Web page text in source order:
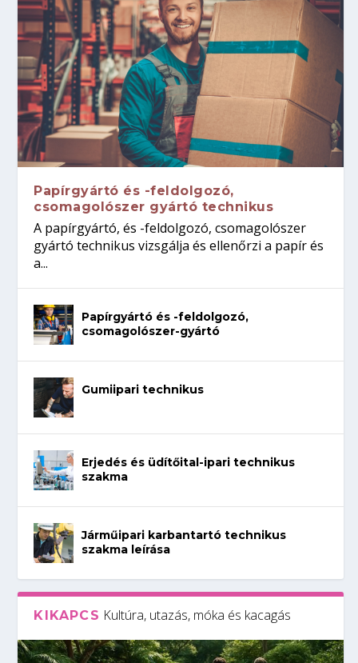
Papírgyártó és -feldolgozó,
csomagolószer gyártó technikus
A papírgyártó, és -feldolgozó, csomagolószer
gyártó technikus vizsgálja és ellenőrzi a papír és
a...
Papírgyártó és -feldolgozó,
csomagolószer-gyártó
Gumiipari technikus
Erjedés és üdítőital-ipari technikus
szakma
Járműipari karbantartó technikus
szakma leírása
KIKAPCS Kultúra, utazás, móka és kacagás